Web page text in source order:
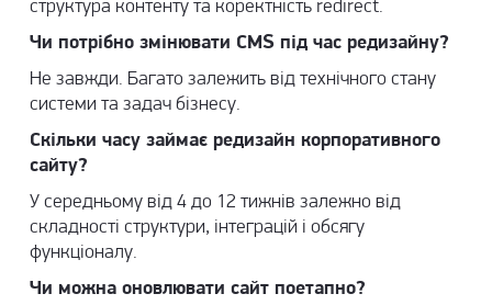
структура контенту та коректність redirect.
Чи потрібно змінювати CMS під час редизайну?
Не завжди. Багато залежить від технічного стану
системи та задач бізнесу.
Скільки часу займає редизайн корпоративного
сайту?
У середньому від 4 до 12 тижнів залежно від
складності структури, інтеграцій і обсягу
функціоналу.
Чи можна оновлювати сайт поетапно?